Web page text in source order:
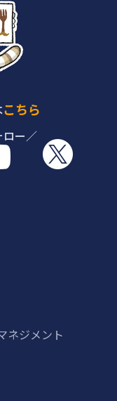
こちら
ー／

ネジメント